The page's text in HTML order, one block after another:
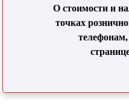
О стоимости и
точках